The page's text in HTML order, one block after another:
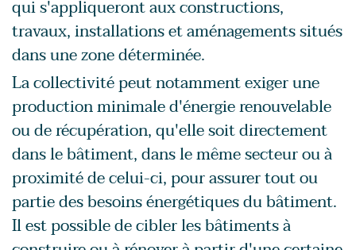
qui s'appliqueront aux constructions,
travaux, installations et aménagements situés
dans une zone déterminée.
La collectivité peut notamment exiger une
production minimale d'énergie renouvelable
ou de récupération, qu'elle soit directement
dans le bâtiment, dans le même secteur ou à
proximité de celui-ci, pour assurer tout ou
partie des besoins énergétiques du bâtiment.
Il est possible de cibler les bâtiments à